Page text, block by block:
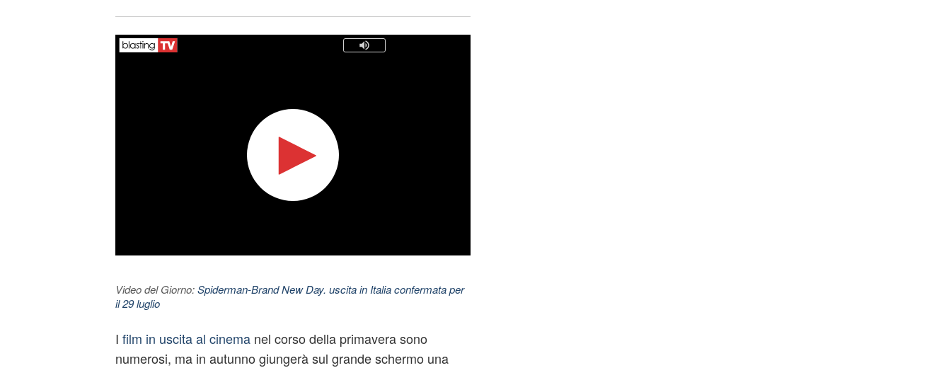
Video del Giorno:Spiderman-Brand New Day. uscita in Italia confermata per
il 29 luglio
I film in uscita al cinemanel corso della primavera sono
numerosi, ma in autunno giungerà sul grande schermo una